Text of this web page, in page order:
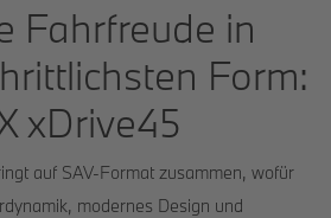
Fahrfreude in
Form:
xDrive45
auf SAV-Format zusammen, wofür
modernes Design und